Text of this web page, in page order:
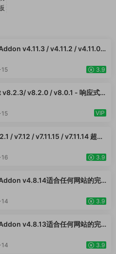
v4.11.3 / v4.11.2 / v4.11.0 /
WordPress WooCommerce 主
产品、数码产品、时装店、家具
手表、化妆品、运动鞋子、家居
3.9
v8.2.0 / v8.0.1 - 响应式
城模板时尚电子产品、数码产
、家居产品行业购物网站WooСo
VIP
/ v7.12 / v7.11.15 / v7.11.14 超强
品、数码产品、时装店、家具
网站
3.9
v4.8.14适合任何网站的完
网站、跨境电商独立站商城模板
、化妆品、运动鞋子、家居产品
WordPress模板
3.9
v4.8.13适合任何网站的完
网站、跨境电商独立站商城模板
3.9